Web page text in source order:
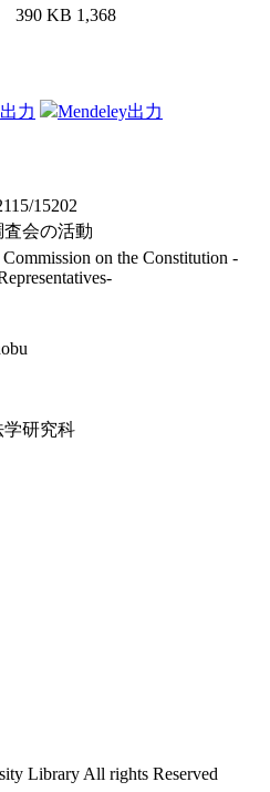
390 KB 1,368
力 Mendeley出力
15202
会の活動
on the Constitution -
学研究科
Library All rights Reserved